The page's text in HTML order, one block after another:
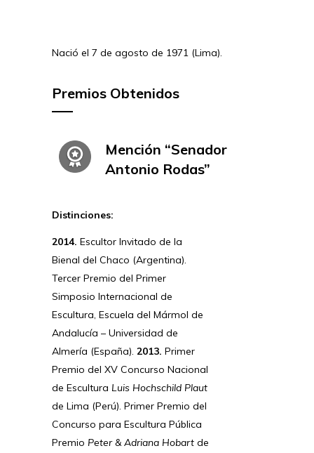
Nació el 7 de agosto de 1971 (Lima).
Premios Obtenidos
Mención “Senador
Antonio Rodas”
Distinciones:
2014. Escultor Invitado de la
Bienal del Chaco (Argentina).
Tercer Premio del Primer
Simposio Internacional de
Escultura, Escuela del Mármol de
Andalucía – Universidad de
Almería (España). 2013. Primer
Premio del XV Concurso Nacional
de Escultura Luis Hochschild Plaut
de Lima (Perú). Primer Premio del
Concurso para Escultura Pública
Premio Peter & Adriana Hobart de